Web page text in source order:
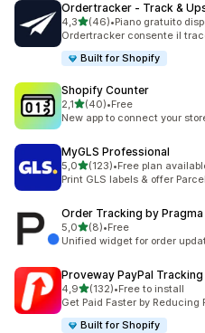
Ordertracker ‑ Track &
4,3stelle su 5
(46)
46 recensioni totali
•Piano gratuito
Ordertracker consente il
Built for Shopify
Shopify Counter
2,1stelle su 5
(40)
40 recensioni totali
•Free
New app to connect your
MyGLS Professional
5,0stelle su 5
(123)
123 recensioni totali
•Free plan
Print GLS labels & offer
Order Tracking by Pragma
5,0stelle su 5
(8)
8 recensioni totali
•Free
Unified widget for order
Proveway PayPal
4,9stelle su 5
(132)
132 recensioni totali
•Free to install
Get Paid Faster by Reducing
Built for Shopify